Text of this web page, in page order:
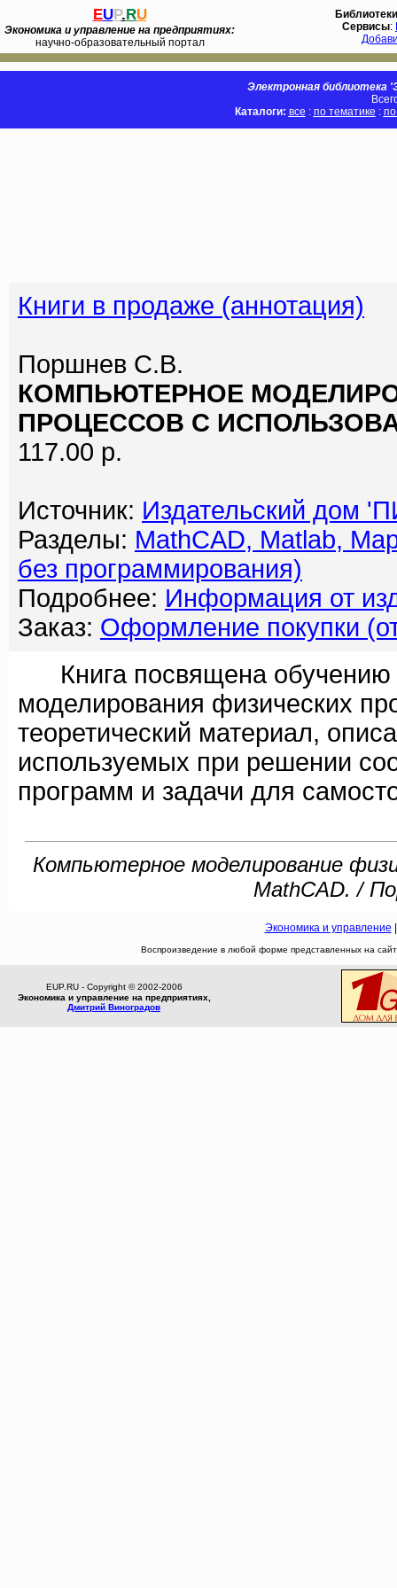
EUP.RU
Экономика и управление на предприятиях:
научно-образовательный портал
Библиотеки
Сервисы:
Электронная библиотека
Каталоги: все : по тематике :
Книги в продаже (аннотация)
Поршнев С.В.
КОМПЬЮТЕРНОЕ
ПРОЦЕССОВ С
117.00 р.
Источник: Издательский дом
Разделы: MathCAD, Matlab,
без программирования)
Подробнее: Информация от
Заказ: Оформление покупки
Книга посвящена обучению
моделирования физических
теоретический материал,
используемых при решении
программ и задачи для
Компьютерное моделирование
MathCAD. /
Экономика и управление
Воспроизведение в любой форме представленных на
EUP.RU - Copyright © 2002-2006
Экономика и управление на предприятиях,
Дмитрий Виноградов